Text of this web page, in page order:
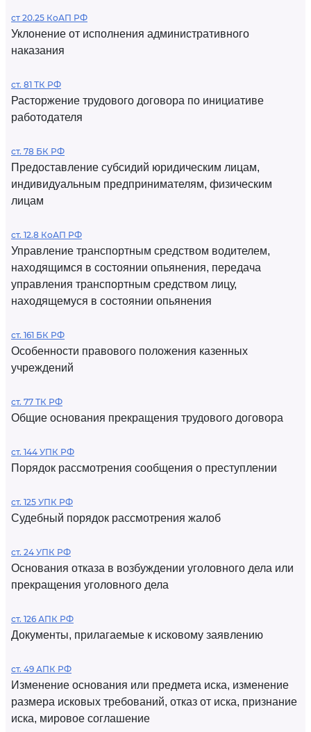
ст 20.25 КоАП РФ
Уклонение от исполнения административного
наказания
ст. 81 ТК РФ
Расторжение трудового договора по инициативе
работодателя
ст. 78 БК РФ
Предоставление субсидий юридическим лицам,
индивидуальным предпринимателям, физическим
лицам
ст. 12.8 КоАП РФ
Управление транспортным средством водителем,
находящимся в состоянии опьянения, передача
управления транспортным средством лицу,
находящемуся в состоянии опьянения
ст. 161 БК РФ
Особенности правового положения казенных
учреждений
ст. 77 ТК РФ
Общие основания прекращения трудового договора
ст. 144 УПК РФ
Порядок рассмотрения сообщения о преступлении
ст. 125 УПК РФ
Судебный порядок рассмотрения жалоб
ст. 24 УПК РФ
Основания отказа в возбуждении уголовного дела или
прекращения уголовного дела
ст. 126 АПК РФ
Документы, прилагаемые к исковому заявлению
ст. 49 АПК РФ
Изменение основания или предмета иска, изменение
размера исковых требований, отказ от иска, признание
иска, мировое соглашение